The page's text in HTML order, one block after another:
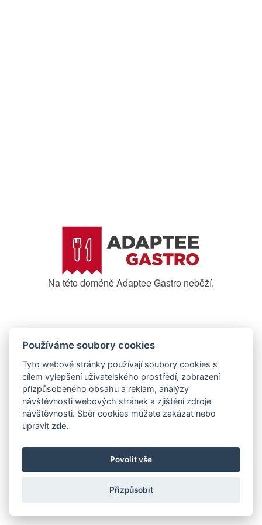
Na této doméně Adaptee Gastro neběží.
Používáme soubory cookies
Tyto webové stránky používají soubory cookies s
cílem vylepšení uživatelského prostředí, zobrazení
přizpůsobeného obsahu a reklam, analýzy
návštěvnosti webových stránek a zjištění zdroje
návštěvnosti. Sběr cookies můžete zakázat nebo
upravit zde.
Povolit vše
Přizpůsobit